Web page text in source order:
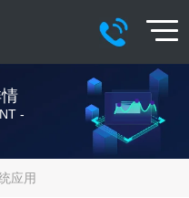
-
应用